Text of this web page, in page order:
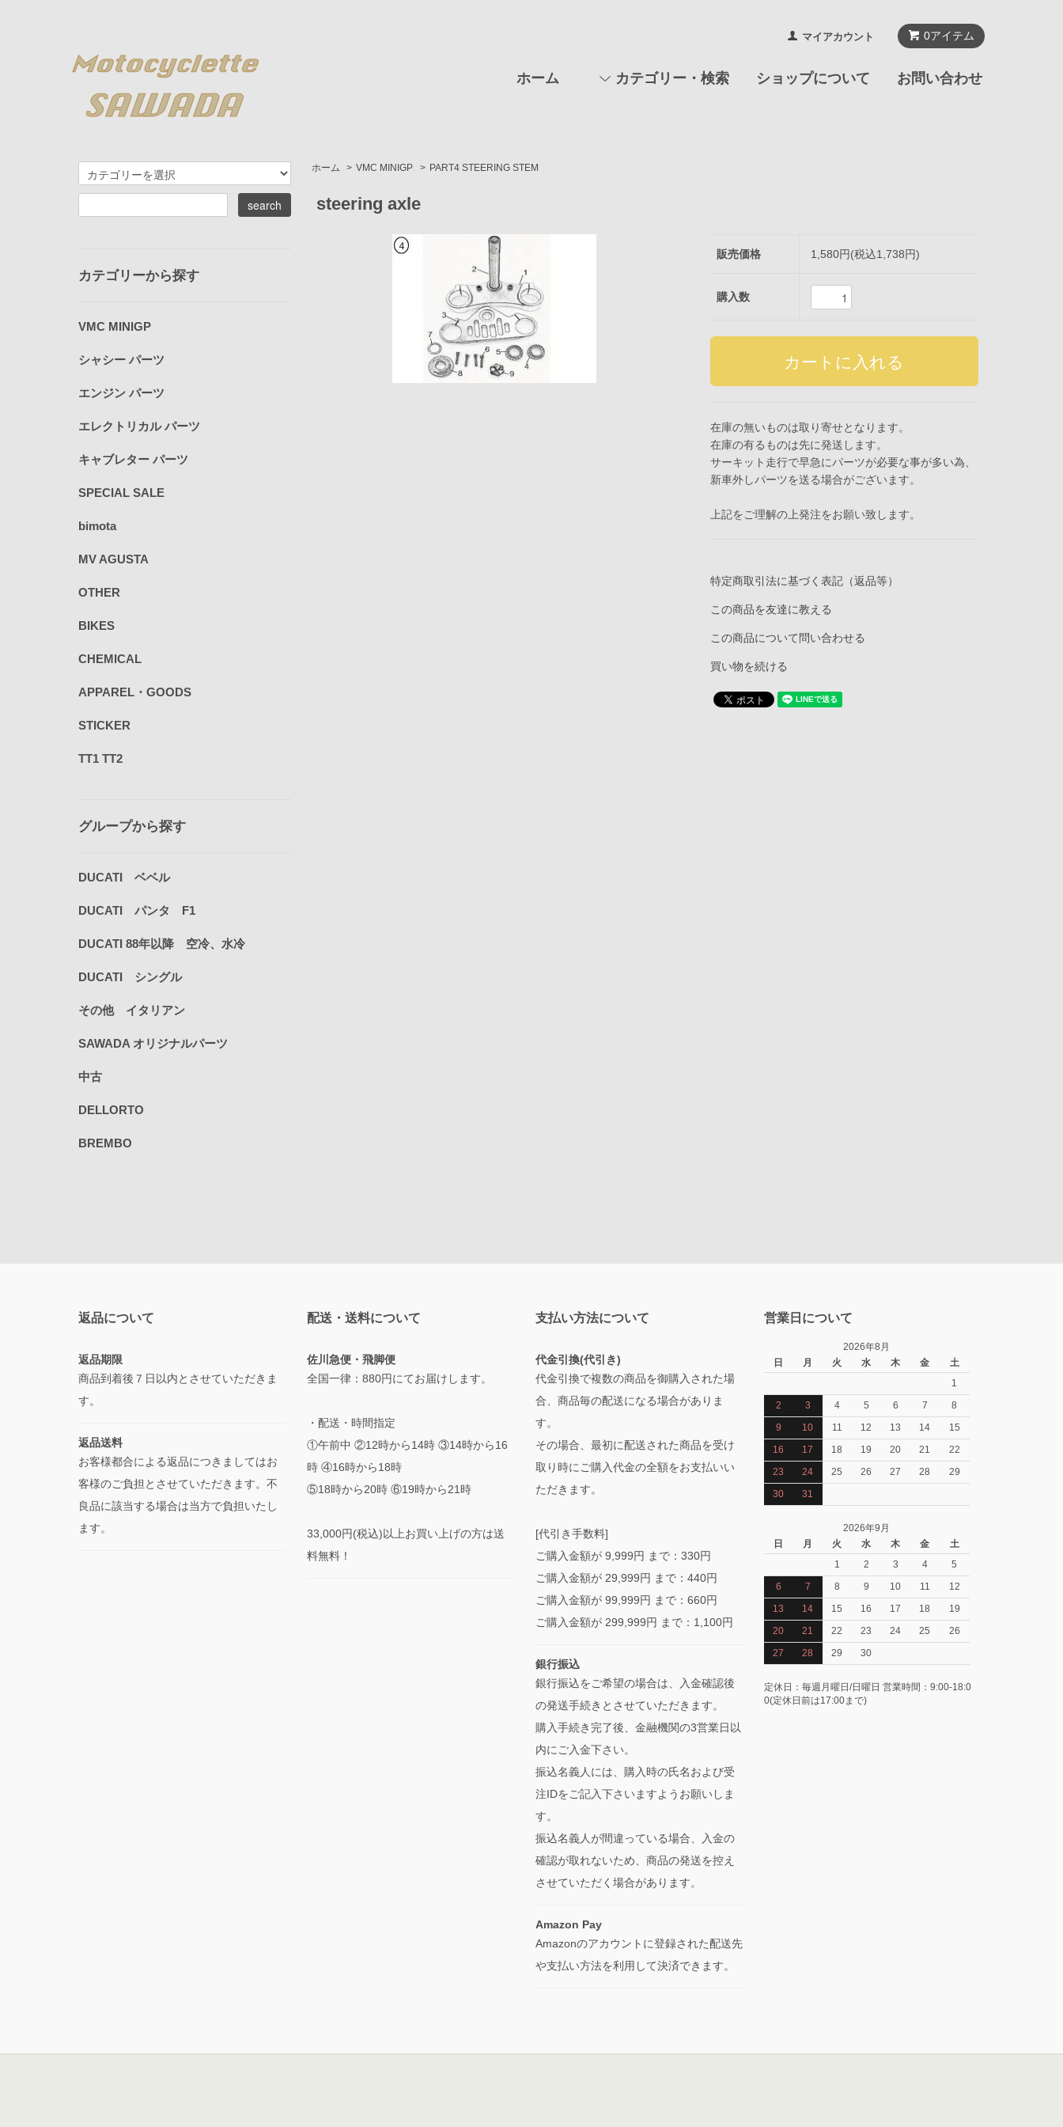
0アイテム
マイアカウント
ホーム カテゴリー・検索 ショップについて お問い合わせ
ホーム > VMC MINIGP > PART4 STEERING STEM
steering axle
販売価格 1,580円(税込1,738円)
購入数
在庫の無いものは取り寄せとなります。
在庫の有るものは先に発送します。
サーキット走行で早急にパーツが必要な事が多い為、
新車外しパーツを送る場合がございます。
上記をご理解の上発注をお願い致します。
特定商取引法に基づく表記（返品等）
この商品を友達に教える
この商品について問い合わせる
買い物を続ける
カテゴリーから探す
VMC MINIGP
シャシー パーツ
エンジン パーツ
エレクトリカル パーツ
キャブレター パーツ
SPECIAL SALE
bimota
MV AGUSTA
OTHER
BIKES
CHEMICAL
APPAREL・GOODS
STICKER
TT1 TT2
グループから探す
DUCATI ベベル
DUCATI パンタ F1
DUCATI 88年以降 空冷、水冷
DUCATI シングル
その他 イタリアン
SAWADA オリジナルパーツ
中古
DELLORTO
BREMBO
返品について
返品期限
商品到着後７日以内とさせていただきま
す。
返品送料
お客様都合による返品につきましてはお
客様のご負担とさせていただきます。不
良品に該当する場合は当方で負担いたし
ます。
配送・送料について
佐川急便・飛脚便
全国一律：880円にてお届けします。
・配送・時間指定
①午前中 ②12時から14時 ③14時から16
時 ④16時から18時
⑤18時から20時 ⑥19時から21時
33,000円(税込)以上お買い上げの方は送
料無料！
支払い方法について
代金引換(代引き)
代金引換で複数の商品を御購入された場
合、商品毎の配送になる場合がありま
す。
その場合、最初に配送された商品を受け
取り時にご購入代金の全額をお支払いい
ただきます。
[代引き手数料]
ご購入金額が 9,999円 まで：330円
ご購入金額が 29,999円 まで：440円
ご購入金額が 99,999円 まで：660円
ご購入金額が 299,999円 まで：1,100円
銀行振込
銀行振込をご希望の場合は、入金確認後
の発送手続きとさせていただきます。
購入手続き完了後、金融機関の3営業日以
内にご入金下さい。
振込名義人には、購入時の氏名および受
注IDをご記入下さいますようお願いしま
す。
振込名義人が間違っている場合、入金の
確認が取れないため、商品の発送を控え
させていただく場合があります。
Amazon Pay
Amazonのアカウントに登録された配送先
や支払い方法を利用して決済できます。
営業日について
2026年8月
日
月 火 水 木 金
土
1
2
3 4 5 6 7
8
9
10 11 12 13 14
15
16
17 18 19 20 21
22
23
24 25 26 27 28
29
30
31
2026年9月
日
月 火 水 木 金
土
1
2 3 4
5
6
7 8 9 10 11
12
13
14 15 16 17 18
19
20
21 22 23 24 25
26
27
28 29 30
定休日：毎週月曜日/日曜日 営業時間：9:00-18:0
0(定休日前は17:00まで)